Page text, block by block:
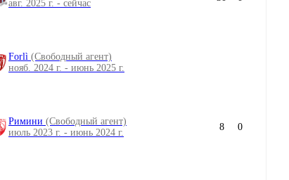
авг. 2025 г. - сейчас
Forlì (Свободный агент)
нояб. 2024 г. - июнь 2025 г.
Римини (Свободный агент)
июль 2023 г. - июнь 2024 г.
8 0